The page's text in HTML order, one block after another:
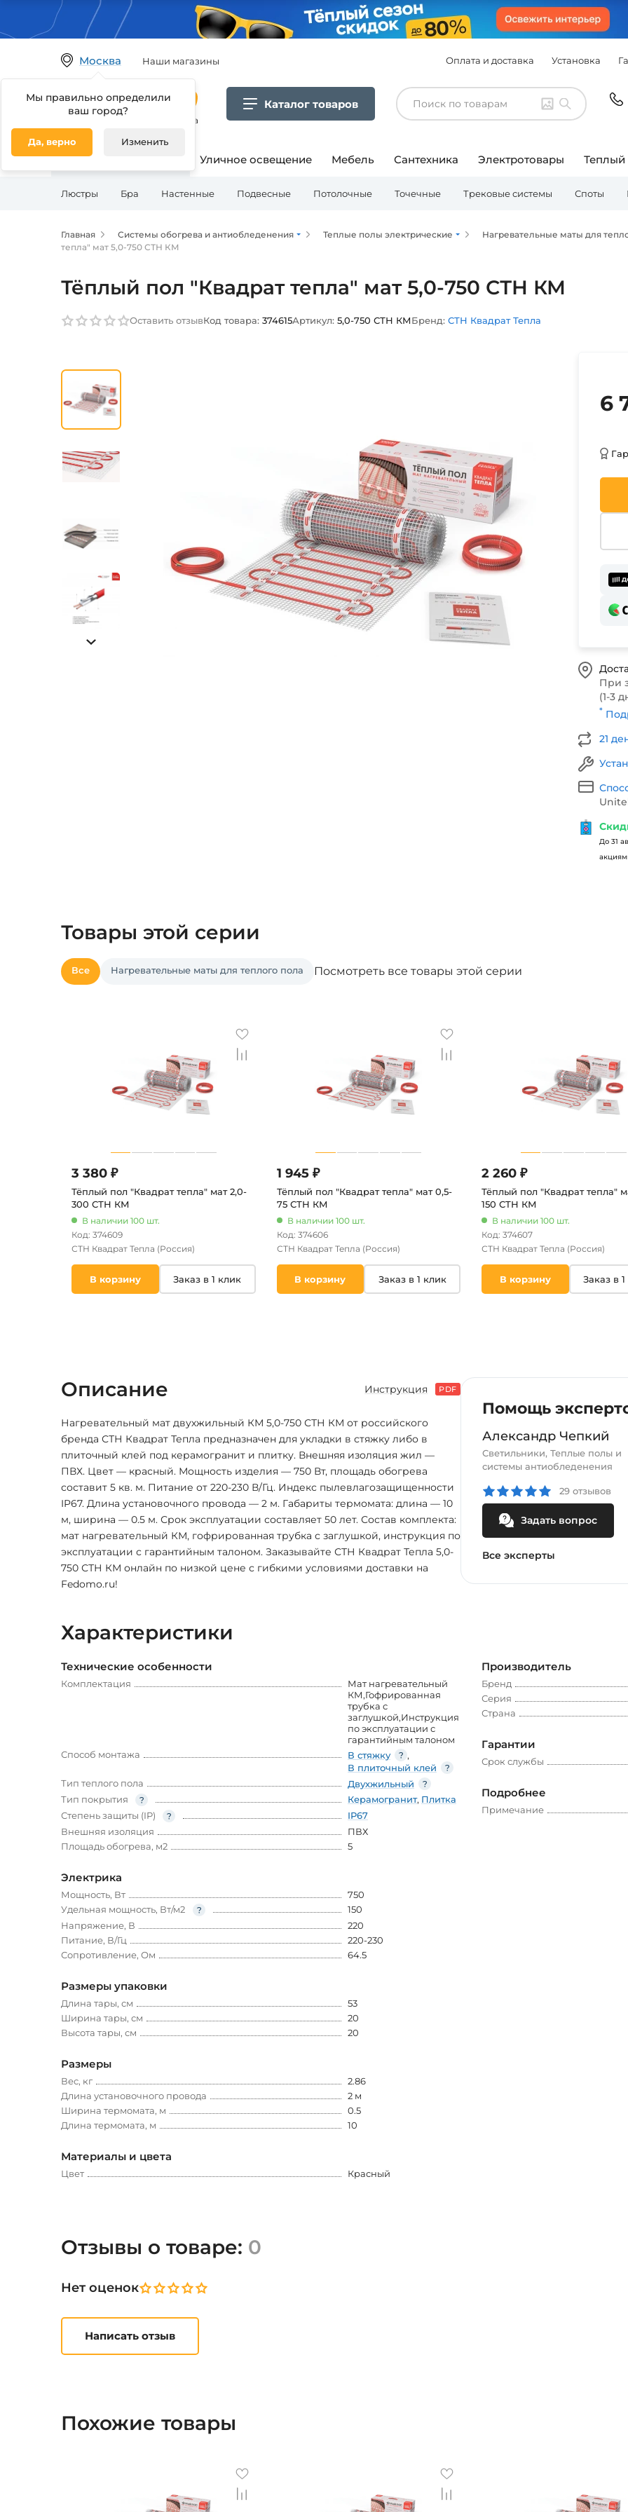
Москва
Мы правильно определили
ваш город?
Да, верно Изменить
Наши магазины Оплата и доставка Установка
Гипермаркет товаров для дома
Каталог товаров
Освещение для дома Уличное освещение Мебель Сантехника Электротовары Теплый
Люстры Бра Настенные Подвесные Потолочные Точечные Трековые системы Споты
Главная Системы обогрева и антиобледенения Теплые полы электрические Нагревательные маты для
тепла" мат 5,0-750 СТН КМ
Тёплый пол "Квадрат тепла" мат 5,0-750 СТН КМ
Оставить отзывКод товара: 374615Артикул: 5,0-750 СТН КМБренд: СТН Квадрат Тепла
6
При
(1-3
*
21
До 31
Товары этой серии
Все Нагревательные маты для теплого пола Посмотреть все товары этой серии
3 380 ₽
Тёплый пол "Квадрат тепла" мат 2,0-
300 СТН КМ
В наличии 100 шт.
Код: 374609
СТН Квадрат Тепла (Россия)
В корзину Заказ в 1 клик
1 945 ₽
Тёплый пол "Квадрат тепла" мат 0,5-
75 СТН КМ
В наличии 100 шт.
Код: 374606
СТН Квадрат Тепла (Россия)
В корзину Заказ в 1 клик
2 260 ₽
Тёплый пол "Квадрат тепла"
150 СТН КМ
В наличии 100 шт.
Код: 374607
СТН Квадрат Тепла (Россия)
В корзину Заказ в
Описание Инструкция PDF
Нагревательный мат двухжильный КМ 5,0-750 СТН КМ от российского
бренда СТН Квадрат Тепла предназначен для укладки в стяжку либо в
плиточный клей под керамогранит и плитку. Внешняя изоляция жил —
ПВХ. Цвет — красный. Мощность изделия — 750 Вт, площадь обогрева
составит 5 кв. м. Питание от 220-230 В/Гц. Индекс пылевлагозащищенности
IP67. Длина установочного провода — 2 м. Габариты термомата: длина — 10
м, ширина — 0.5 м. Срок эксплуатации составляет 50 лет. Состав комплекта:
мат нагревательный КМ, гофрированная трубка с заглушкой, инструкция по
эксплуатации с гарантийным талоном. Заказывайте СТН Квадрат Тепла 5,0-
750 СТН КМ онлайн по низкой цене с гибкими условиями доставки на
Fedomo.ru!
Помощь
Александр Чепкий
Светильники, Теплые полы и
системы антиобледенения
29 отзывов
Задать вопрос
Все эксперты
Характеристики
Технические особенности
Комплектация
Мат нагревательный
КМ,Гофрированная
трубка с
заглушкой,Инструкция
по эксплуатации с
гарантийным талоном
Способ монтажа
В стяжку
,
В плиточный клей
Тип теплого пола
Двухжильный
Тип покрытия
Керамогранит, Плитка
Степень защиты (IP)
IP67
Внешняя изоляция
ПВХ
Площадь обогрева, м2
5
Электрика
Мощность, Вт
750
Удельная мощность, Вт/м2
150
Напряжение, В
220
Питание, В/Гц
220-230
Сопротивление, Ом
64.5
Размеры упаковки
Длина тары, см
53
Ширина тары, см
20
Высота тары, см
20
Размеры
Вес, кг
2.86
Длина установочного провода
2 м
Ширина термомата, м
0.5
Длина термомата, м
10
Материалы и цвета
Цвет Красный
Производитель
Бренд
Серия
Страна
Гарантии
Срок службы
Подробнее
Примечание
Отзывы о товаре: 0
Нет оценок
Написать отзыв
Похожие товары